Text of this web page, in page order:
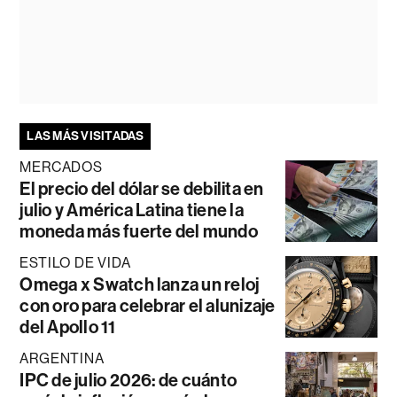
LAS MÁS VISITADAS
MERCADOS
El precio del dólar se debilita en
julio y América Latina tiene la
moneda más fuerte del mundo
ESTILO DE VIDA
Omega x Swatch lanza un reloj
con oro para celebrar el alunizaje
del Apollo 11
ARGENTINA
IPC de julio 2026: de cuánto